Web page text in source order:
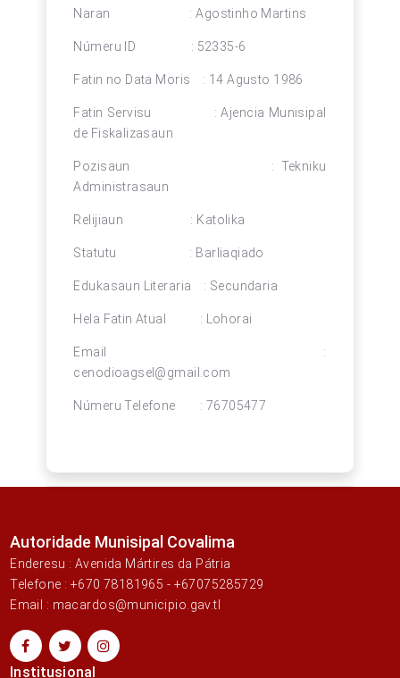
Naran : Agostinho Martins
Númeru ID : 52335-6
Fatin no Data Moris : 14 Agusto 1986
Fatin Servisu : Ajencia Munisipal
de Fiskalizasaun
Pozisaun : Tekniku
Administrasaun
Relijiaun : Katolika
Statutu : Barliaqiado
Edukasaun Literaria : Secundaria
Hela Fatin Atual : Lohorai
Email :
cenodioagsel@gmail.com
Númeru Telefone : 76705477
Autoridade Munisipal Covalima
Enderesu : Avenida Mártires da Pátria
Telefone : +670 78181965 - +67075285729
Email : macardos@municipio.gav.tl
Institusional